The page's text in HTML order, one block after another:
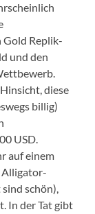
Gold Replik-
und den
diese
billig)
USD.
auf einem
Alligator-
schön),
In der Tat gibt